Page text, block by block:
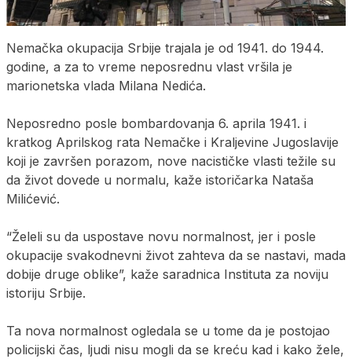
Nemačka okupacija Srbije trajala je od 1941. do 1944.
godine, a za to vreme neposrednu vlast vršila je
marionetska vlada Milana Nedića.
Neposredno posle bombardovanja 6. aprila 1941. i
kratkog Aprilskog rata Nemačke i Kraljevine Jugoslavije
koji je završen porazom, nove nacističke vlasti težile su
da život dovede u normalu, kaže istoričarka Nataša
Milićević.
“Želeli su da uspostave novu normalnost, jer i posle
okupacije svakodnevni život zahteva da se nastavi, mada
dobije druge oblike”, kaže saradnica Instituta za noviju
istoriju Srbije.
Ta nova normalnost ogledala se u tome da je postojao
policijski čas, ljudi nisu mogli da se kreću kad i kako žele,